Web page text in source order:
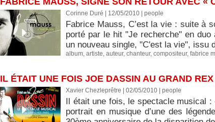
Corinne Duré | 12/05/2010 people
Fabrice Mauss, C’est la vie : suite à
porté par le hit "Je recherche" en
un nouveau single, "C'est la vie", issu
album, artiste, auteur, chanteur, compositeur, fabrice
IL ÉTAIT UNE FOIS JOE DASSIN AU GRAND REX
Xavier Chezleprêtre | 02/05/2010 people
Il était une fois, le spectacle musical
portrait en musique d’une des